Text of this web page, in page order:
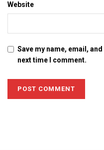
Website
Save my name, email,
next time I comment.